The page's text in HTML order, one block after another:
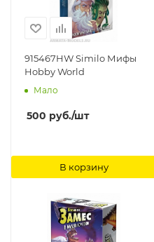
915467HW Similo Мифы
Hobby World
Мало
500 руб./шт
В корзину